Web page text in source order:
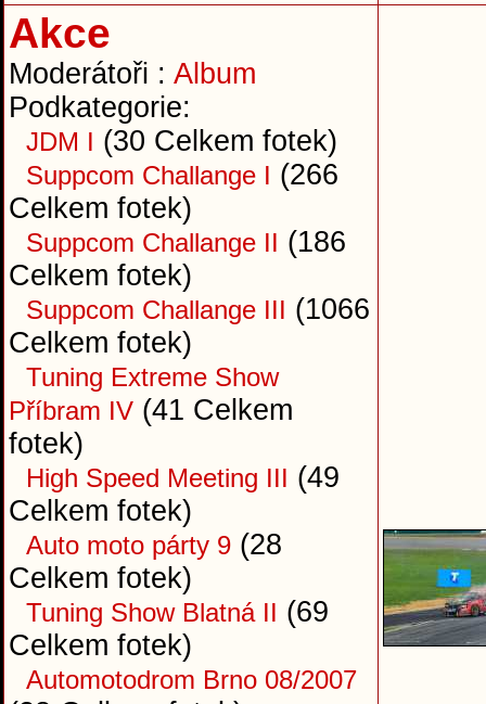
Akce
Moderátoři : Album
Podkategorie:
JDM I (30 Celkem fotek)
Suppcom Challange I (266
Celkem fotek)
Suppcom Challange II (186
Celkem fotek)
Suppcom Challange III (1066
Celkem fotek)
Tuning Extreme Show
Příbram IV (41 Celkem
fotek)
High Speed Meeting III (49
Celkem fotek)
Auto moto párty 9 (28
Celkem fotek)
Tuning Show Blatná II (69
Celkem fotek)
Automotodrom Brno 08/2007